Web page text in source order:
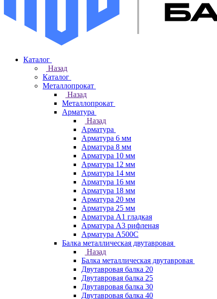
Каталог
Назад
Каталог
Металлопрокат
Назад
Металлопрокат
Арматура
Назад
Арматура
Арматура 6 мм
Арматура 8 мм
Арматура 10 мм
Арматура 12 мм
Арматура 14 мм
Арматура 16 мм
Арматура 18 мм
Арматура 20 мм
Арматура 25 мм
Арматура А1 гладкая
Арматура А3 рифленая
Арматура А500С
Балка металлическая двутавровая
Назад
Балка металлическая двутавровая
Двутавровая балка 20
Двутавровая балка 25
Двутавровая балка 30
Двутавровая балка 40